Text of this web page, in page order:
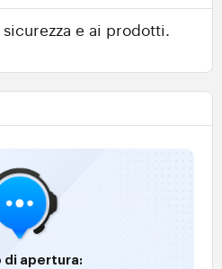
e ai prodotti.
di apertura: